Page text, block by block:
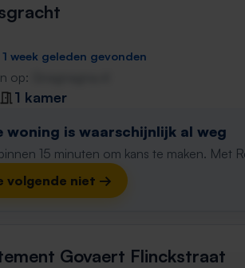
week geleden gevonden
op:
1 kamer
woning is waarschijnlijk al weg
15 minuten om kans te maken. Met
volgende niet →
Govaert Flinckstraat